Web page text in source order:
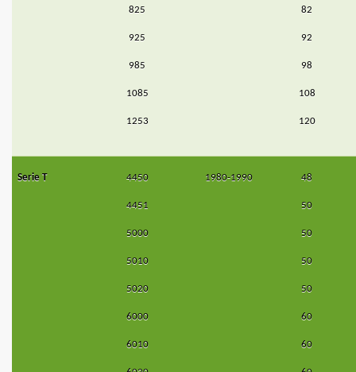
825
925
985
1085
1253
82
92
98
108
120
Serie T 4450
4451
5000
5010
5020
6000
6010
1980-1990 48
50
50
50
50
60
60